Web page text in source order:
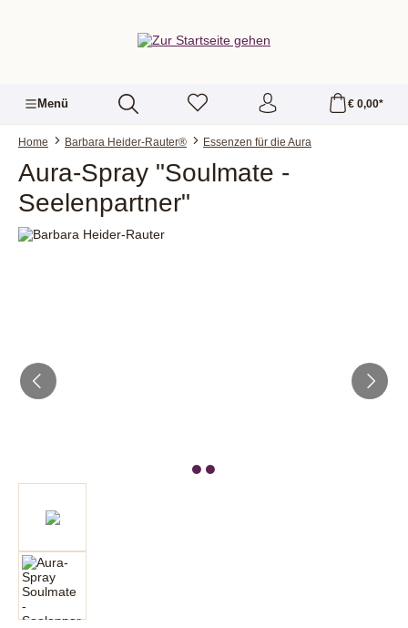
Menü € 0,00*
Home Barbara Heider-Rauter® Essenzen für die Aura
Aura-Spray "Soulmate -
Seelenpartner"